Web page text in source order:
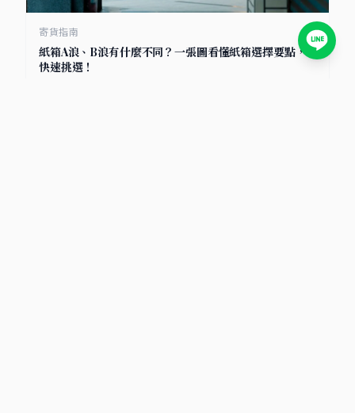
寄貨指南
紙箱A浪、B浪有什麼不同？一張圖看懂紙箱選擇要點，
快速挑選！